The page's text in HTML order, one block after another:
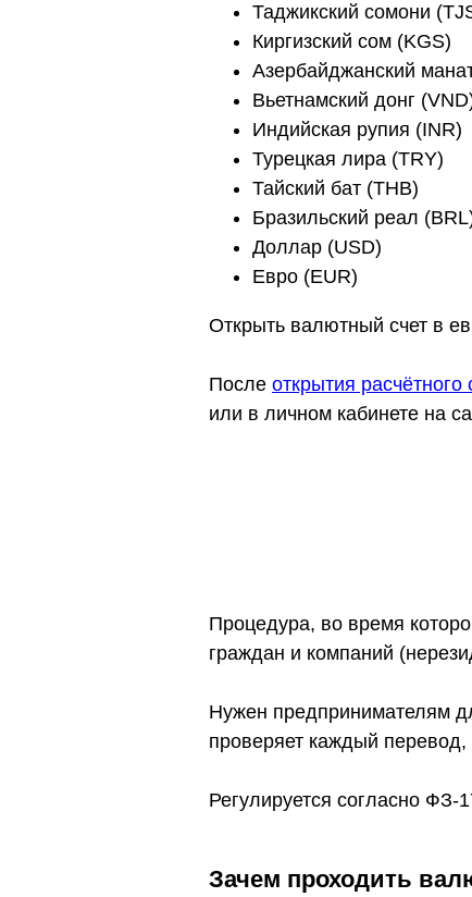
Таджикский сомони
Киргизский сом (KGS)
Азербайджанский
Вьетнамский донг
Индийская рупия (INR)
Турецкая лира (TRY)
Тайский бат (THB)
Бразильский реал
Доллар (USD)
Евро (EUR)
Открыть валютный счет в
После открытия расчётного
или в личном кабинете на
Процедура, во время
граждан и компаний
Нужен предпринимателям
проверяет каждый перевод,
Регулируется согласно
Зачем проходить